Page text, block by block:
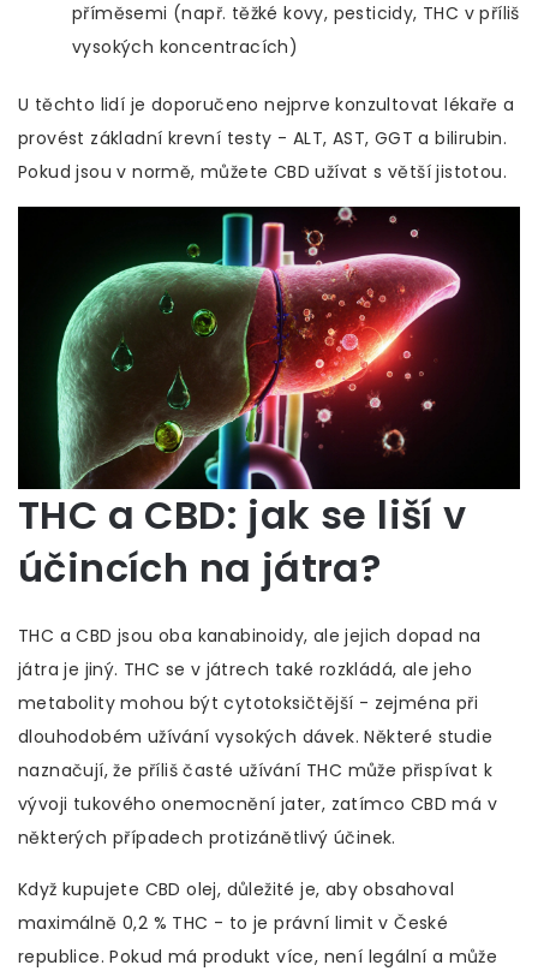
příměsemi (např. těžké kovy, pesticidy, THC v příliš
vysokých koncentracích)
U těchto lidí je doporučeno nejprve konzultovat lékaře a
provést základní krevní testy - ALT, AST, GGT a bilirubin.
Pokud jsou v normě, můžete CBD užívat s větší jistotou.
THC a CBD: jak se liší v
účincích na játra?
THC a CBD jsou oba kanabinoidy, ale jejich dopad na
játra je jiný. THC se v játrech také rozkládá, ale jeho
metabolity mohou být cytotoksičtější - zejména při
dlouhodobém užívání vysokých dávek. Některé studie
naznačují, že příliš časté užívání THC může přispívat k
vývoji tukového onemocnění jater, zatímco CBD má v
některých případech protizánětlivý účinek.
Když kupujete CBD olej, důležité je, aby obsahoval
maximálně 0,2 % THC - to je právní limit v České
republice. Pokud má produkt více, není legální a může